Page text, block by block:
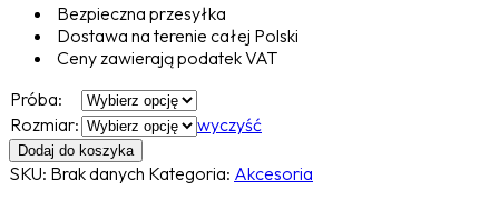
Bezpieczna przesyłka
Dostawa na terenie całej Polski
Ceny zawierają podatek VAT
Próba:
Rozmiar:
wyczyść
Dodaj do koszyka
SKU: Brak danych Kategoria: Akcesoria